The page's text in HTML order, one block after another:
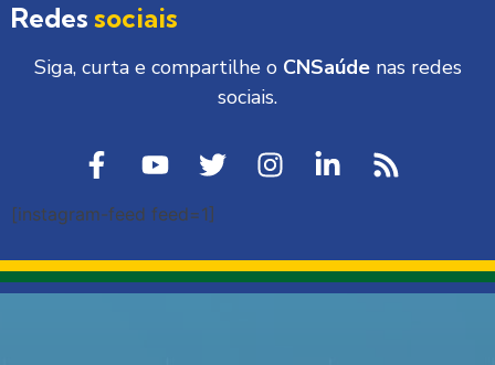
Redes sociais
Siga, curta e compartilhe o CNSaúdenas redes
sociais.
[instagram-feed feed=1]